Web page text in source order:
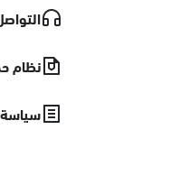
نظام